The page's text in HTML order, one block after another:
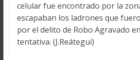
celular fue encontrado por la
escapaban los ladrones que
por el delito de Robo Agravado
tentativa. (J.Reátegui)